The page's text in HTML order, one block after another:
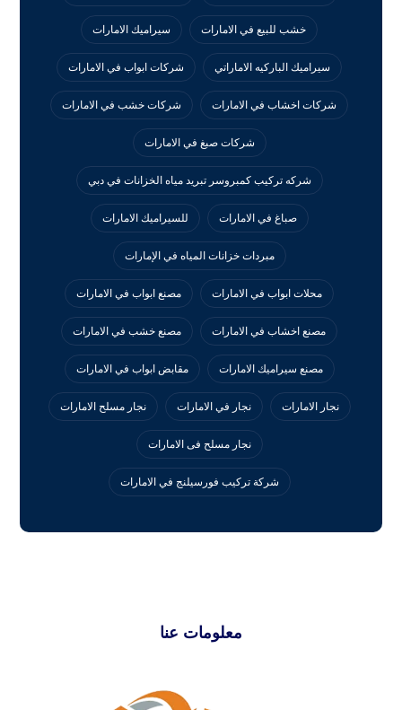
خشب للبيع في الامارات سيراميك الامارات
سيراميك الباركيه الاماراتي شركات ابواب في الامارات
شركات اخشاب في الامارات شركات خشب في الامارات
شركات صبغ في الامارات
شركه تركيب كمبروسر تبريد مياه الخزانات في دبي
صباغ في الامارات للسيراميك الامارات
مبردات خزانات المياه في الإمارات
محلات ابواب في الامارات مصنع ابواب في الامارات
مصنع اخشاب في الامارات مصنع خشب في الامارات
مصنع سيراميك الامارات مقابض ابواب في الامارات
نجار الامارات نجار في الامارات نجار مسلح الامارات
نجار مسلح فى الامارات
‏شركة تركيب فورسيلنج في الامارات
معلومات عنا